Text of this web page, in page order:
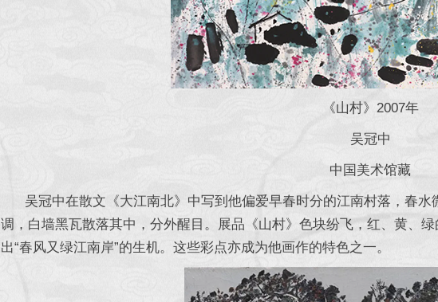
《山村》2007年
吴冠中
中国美术馆藏
吴冠中在散文《大江南北》中写到他偏爱早春时分的江南村落，春水
调，白墙黑瓦散落其中，分外醒目。展品《山村》色块纷飞，红、黄、
出“春风又绿江南岸”的生机。这些彩点亦成为他画作的特色之一。